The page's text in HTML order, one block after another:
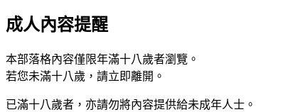
成人內容提醒
本部落格內容僅限年滿十八歲者瀏覽。
若您未滿十八歲，請立即離開。
已滿十八歲者，亦請勿將內容提供給未成年人士。